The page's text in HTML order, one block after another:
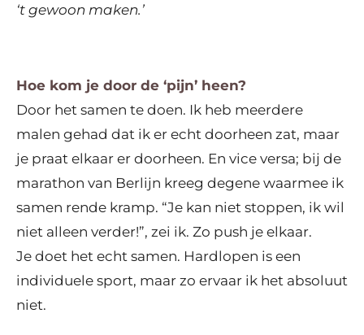
‘t gewoon maken.’
Hoe kom je door de ‘pijn’ heen?
Door het samen te doen. Ik heb meerdere
malen gehad dat ik er echt doorheen zat, maar
je praat elkaar er doorheen. En vice versa; bij de
marathon van Berlijn kreeg degene waarmee ik
samen rende kramp. “Je kan niet stoppen, ik wil
niet alleen verder!”, zei ik. Zo push je elkaar.
Je doet het echt samen. Hardlopen is een
individuele sport, maar zo ervaar ik het absoluut
niet.